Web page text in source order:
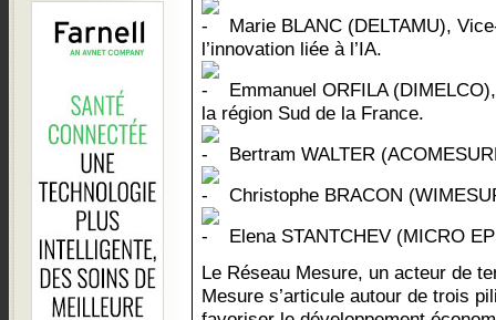
Marie BLANC (DELTAMU),
l’innovation liée à l’IA.
Emmanuel ORFILA
la région Sud de la France.
Bertram WALTER
Christophe BRACON
Elena STANTCHEV (MICRO
Le Réseau Mesure, un acteur de
Mesure s’articule autour de trois